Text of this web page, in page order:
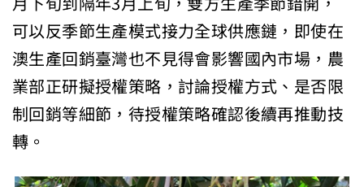
可以反季節生產模式接力全球供應鏈，即使在
澳生產回銷臺灣也不見得會影響國內市場，農
業部正研擬授權策略，討論授權方式、是否限
制回銷等細節，待授權策略確認後續再推動技
轉。